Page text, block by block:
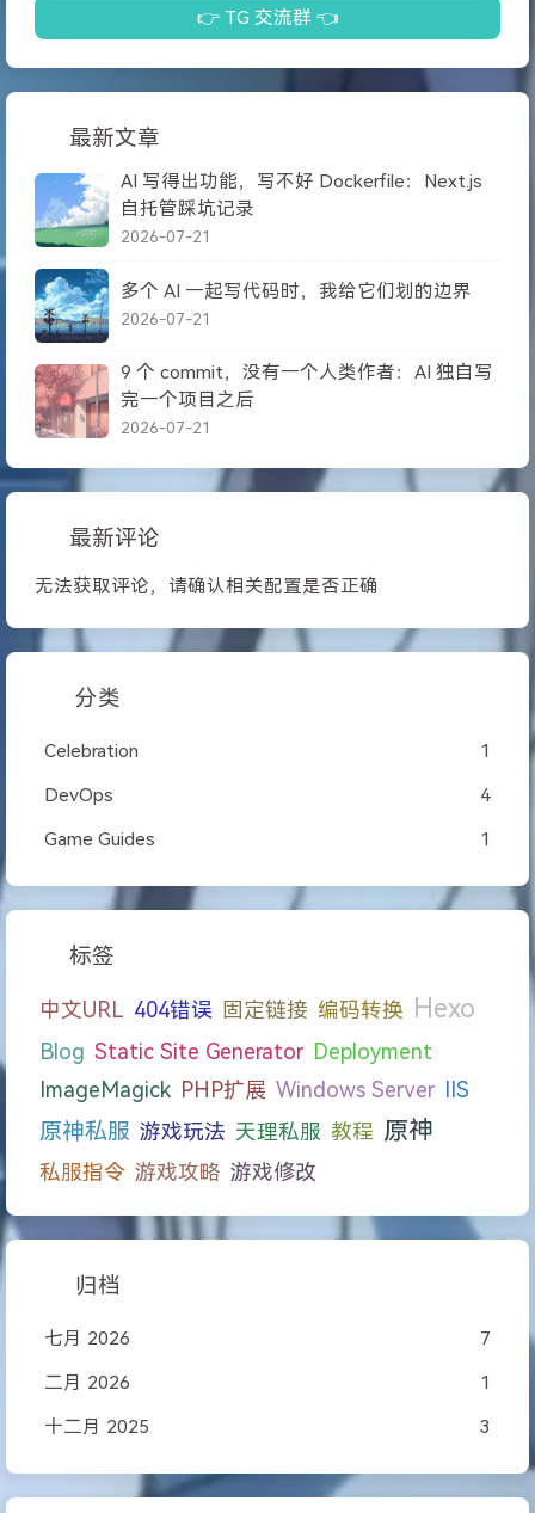
👉 TG 交流群 👈
最新文章
AI 写得出功能，写不好 Dockerfile：Next.js
自托管踩坑记录
2026-07-21
多个 AI 一起写代码时，我给它们划的边界
2026-07-21
9 个 commit，没有一个人类作者：AI 独自写
完一个项目之后
2026-07-21
最新评论
无法获取评论，请确认相关配置是否正确
分类
Celebration 1
DevOps 4
Game Guides 1
标签
中文URL 404错误 固定链接 编码转换 Hexo
Blog Static Site Generator Deployment
ImageMagick PHP扩展 Windows Server IIS
原神私服 游戏玩法 天理私服 教程 原神
私服指令 游戏攻略 游戏修改
归档
七月 2026 7
二月 2026 1
十二月 2025 3